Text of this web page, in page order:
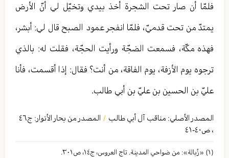
فلمّا أن صار تحت الشجرة أخذ بيدي وتخيّل لي أنّ الأرض
يمتدّ من تحت قدميّ، فلمّا انفجر عمود الصبح قال لي: أبشر،
فهذه مكّة، فسمعت الضجّة ورأيت الحجّة، فقلت له: بالذي
ترجوه يوم الأزفة، يوم الفاقة، من أنت؟ فقال: إذا أقسمت، فأنا
عليّ بن الحسين بن عليّ بن أبي طالب.
المصدر الأصلي: مناقب آل أبي طالب / المصدر من بحار الأنوار: ج٤٦
، ص٤۰-٤١
(١) «زُبالة»: من ضواحي المدينة. تاج العروس، ج١٤، ص٣۰١.